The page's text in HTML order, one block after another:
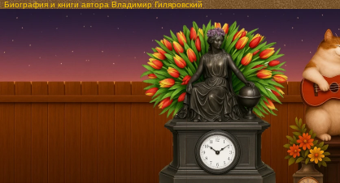
Биография и книги автора Владимир Гиляровский